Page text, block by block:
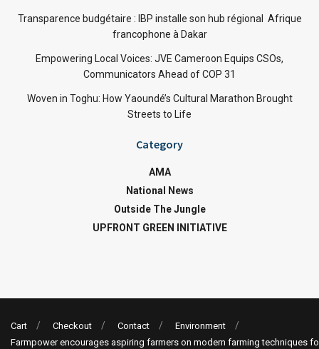
Transparence budgétaire : IBP installe son hub régional Afrique
francophone à Dakar
Empowering Local Voices: JVE Cameroon Equips CSOs,
Communicators Ahead of COP 31
Woven in Toghu: How Yaoundé’s Cultural Marathon Brought
Streets to Life
Category
AMA
National News
Outside The Jungle
UPFRONT GREEN INITIATIVE
Cart Checkout Contact
Environment
Farmpower encourages aspiring farmers on modern farming techniques